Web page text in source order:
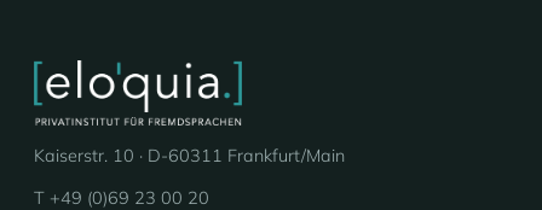
Kaiserstr. 10 · D-60311 Frankfurt/Main
T +49 (0)69 23 00 20